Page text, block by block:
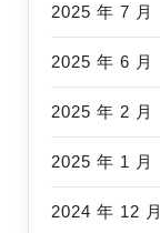
2025 年 7 月
2025 年 6 月
2025 年 2 月
2025 年 1 月
2024 年 12 月